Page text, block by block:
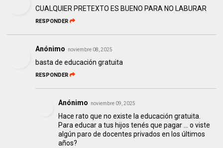
CUALQUIER PRETEXTO ES BUENO PARA NO LABURAR
RESPONDER
Anónimo noviembre 08, 2025
basta de educación gratuita
RESPONDER
Anónimo noviembre 09, 2025
Hace rato que no existe la educación gratuita.
Para educar a tus hijos tenés que pagar … o viste
algún paro de docentes privados en los últimos
años?